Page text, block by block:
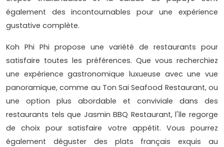
également des incontournables pour une expérience
gustative complète.
Koh Phi Phi propose une variété de restaurants pour
satisfaire toutes les préférences. Que vous recherchiez
une expérience gastronomique luxueuse avec une vue
panoramique, comme au Ton Sai Seafood Restaurant, ou
une option plus abordable et conviviale dans des
restaurants tels que Jasmin BBQ Restaurant, l'île regorge
de choix pour satisfaire votre appétit. Vous pourrez
également déguster des plats français exquis au